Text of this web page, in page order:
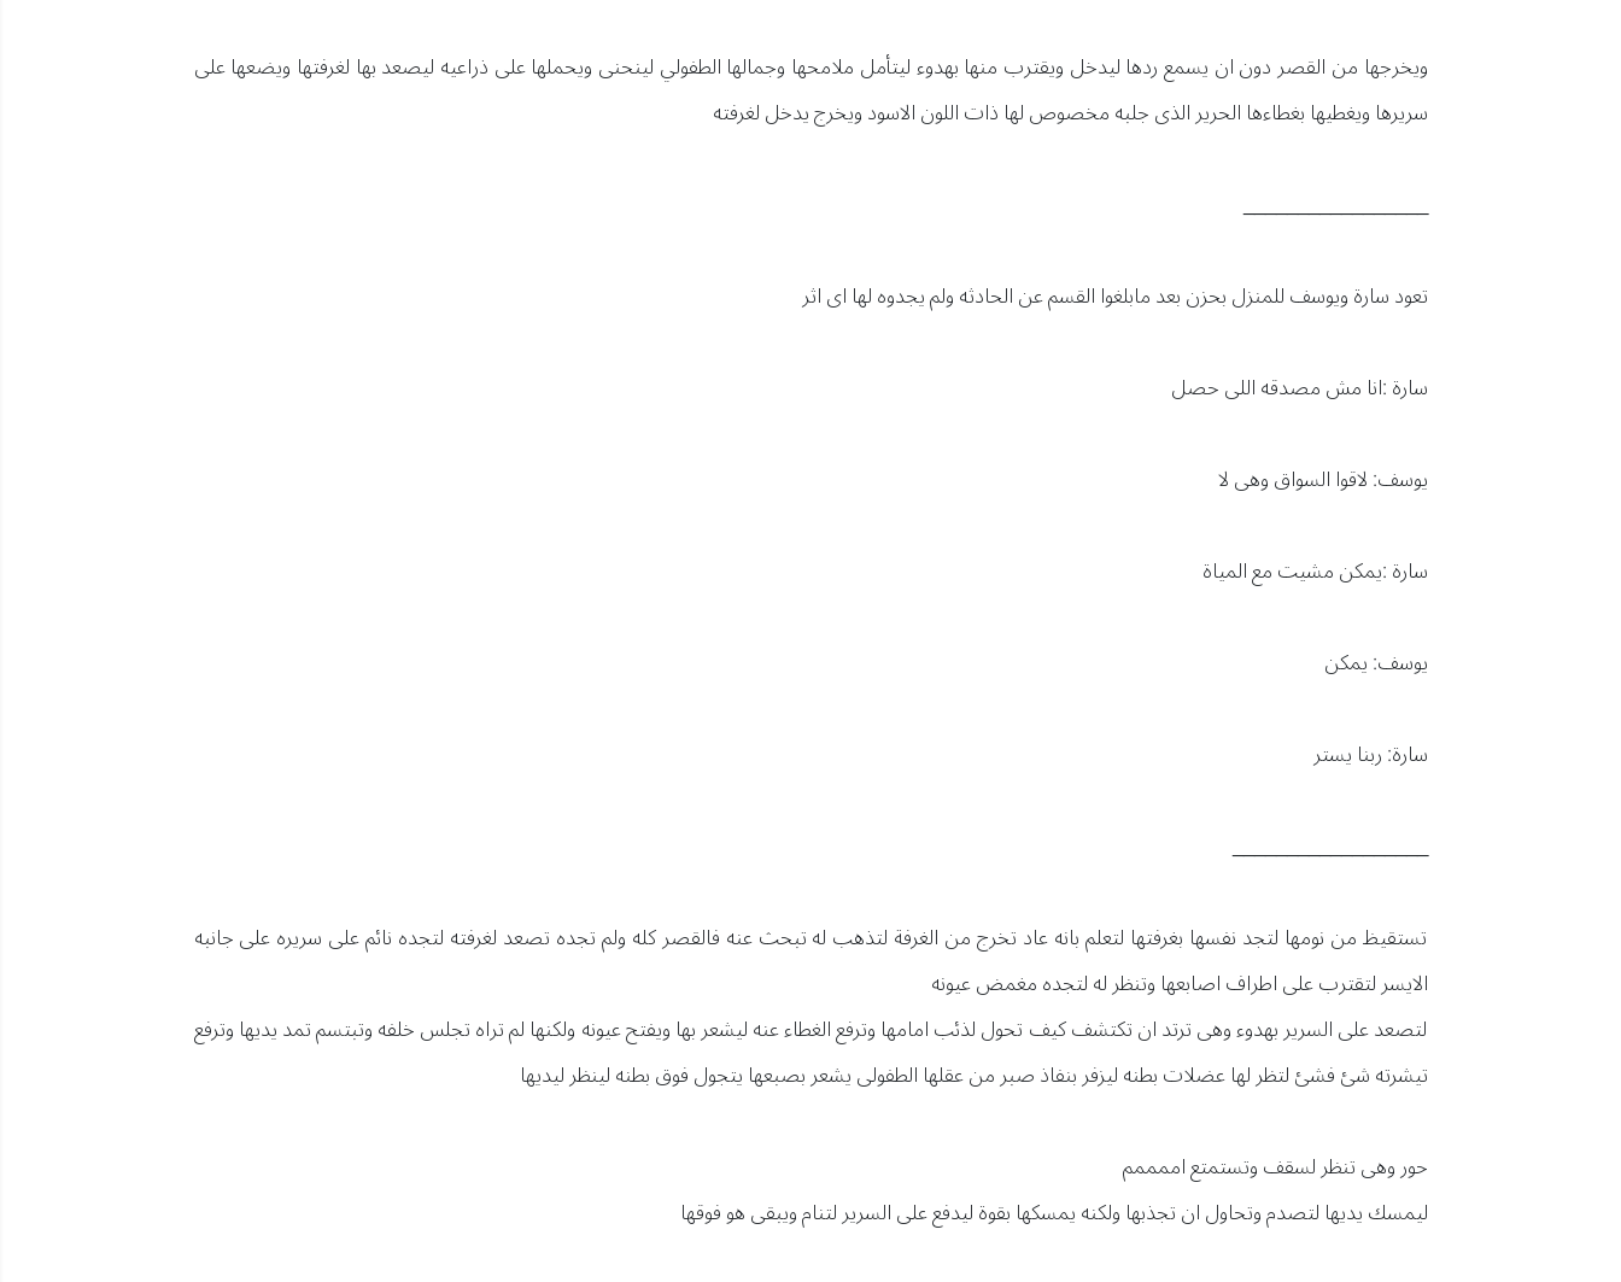
ويخرجها من القصر دون ان يسمع ردها ليدخل ويقترب منها بهدوء ليتأمل ملامحها وجمالها الطفولي لينحنى ويحملها على ذراعيه ليصعد بها لغرفتها ويضعها على
سريرها ويغطيها بغطاءها الحرير الذى جلبه مخصوص لها ذات اللون الاسود ويخرج يدخل لغرفته
_________________
تعود سارة ويوسف للمنزل بحزن بعد مابلغوا القسم عن الحادثه ولم يجدوه لها اى اثر
سارة :انا مش مصدقه اللى حصل
يوسف: لاقوا السواق وهى لا
سارة :يمكن مشيت مع المياة
يوسف: يمكن
سارة: ربنا يستر
__________________
تستقيظ من نومها لتجد نفسها بغرفتها لتعلم بانه عاد تخرج من الغرفة لتذهب له تبحث عنه فالقصر كله ولم تجده تصعد لغرفته لتجده نائم على سريره على جانبه
الايسر لتقترب على اطراف اصابعها وتنظر له لتجده مغمض عيونه
لتصعد على السرير بهدوء وهى ترتد ان تكتشف كيف تحول لذئب امامها وترفع الغطاء عنه ليشعر بها ويفتح عيونه ولكنها لم تراه تجلس خلفه وتبتسم تمد يديها وترفع
تيشرته شئ فشئ لتظر لها عضلات بطنه ليزفر بنفاذ صبر من عقلها الطفولى يشعر بصبعها يتجول فوق بطنه لينظر ليديها
حور وهى تنظر لسقف وتستمتع اممممم
ليمسك يديها لتصدم وتحاول ان تجذبها ولكنه يمسكها بقوة ليدفع على السرير لتنام ويبقى هو فوقها